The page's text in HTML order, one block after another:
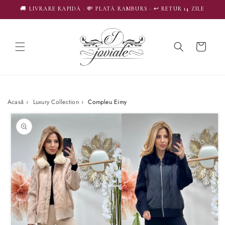
SALT LA
🚚 LIVRARE RAPIDĂ · 💸 PLATĂ RAMBURS · ↩️ RETUR 14 ZILE
Coș
Acasă › Luxury Collection › Compleu Eimy
INFORMAȚIILE
DESPRE
PRODUS